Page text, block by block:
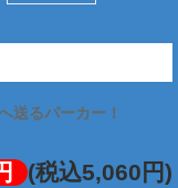
送るパーカー！
(税込5,060円)